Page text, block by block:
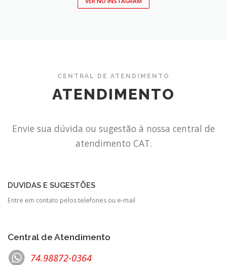
CENTRAL DE ATENDIMENTO
ATENDIMENTO
Envie sua dúvida ou sugestão à nossa central de
atendimento CAT.
DUVIDAS E SUGESTÕES
Entre em contato pelos telefones ou e-mail
Central de Atendimento
74.98872-0364